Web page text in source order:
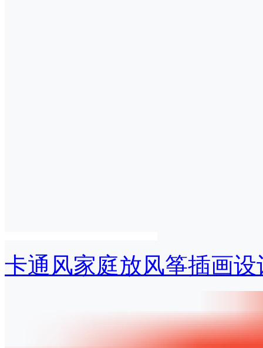
卡通风家庭放风筝插画设